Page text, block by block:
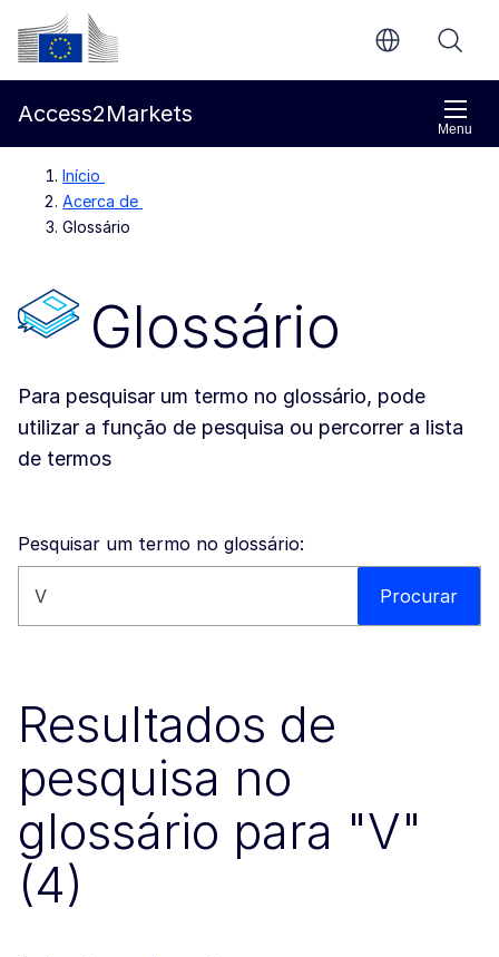
Ir para o conteúdo principal
Comissão Europeia
Menu
Access2Markets
Início
Acerca de
Glossário
Glossário
Para pesquisar um termo no glossário, pode
utilizar a função de pesquisa ou percorrer a lista
de termos
Pesquisar um termo no glossário:
Procurar neste sítio Procurar
Resultados de
pesquisa no
glossário para "V"
(4)